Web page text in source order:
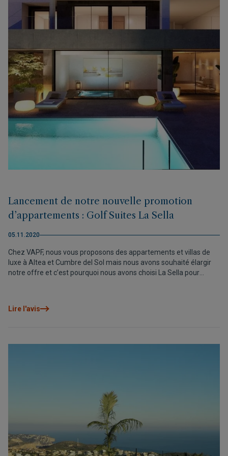
Lancement de notre nouvelle promotion
d’appartements : Golf Suites La Sella
05.11.2020
Chez VAPF, nous vous proposons des appartements et villas de
luxe à Altea et Cumbre del Sol mais nous avons souhaité élargir
notre offre et c’est pourquoi nous avons choisi La Sella pour
Lire l'avis